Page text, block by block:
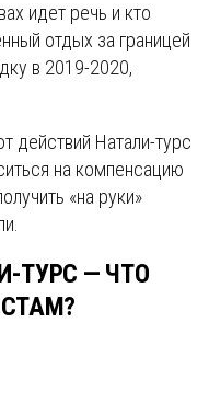
идет речь и кто
отдых за границей
в 2019-2020,
действий Натали-турс
на компенсацию
«на руки»
ТУРС — ЧТО